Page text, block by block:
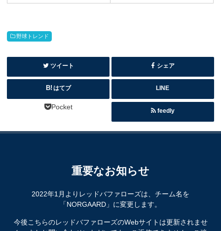
野球トレンド
ツイート シェア
はてブ LINE
Pocket feedly
重要なお知らせ
2022年1月よりレッドバファローズは、チーム名を
「NORGAARD」に変更します。
今後こちらのレッドバファローズのWebサイトは更新されませ